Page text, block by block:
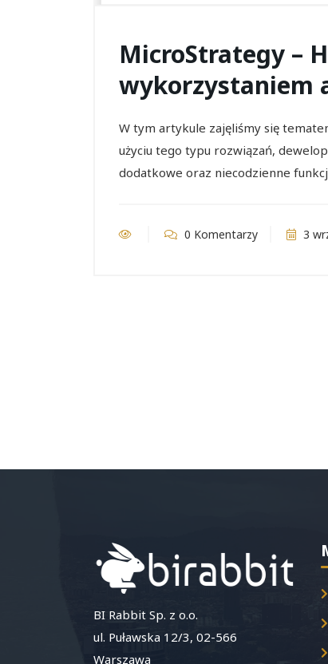
MicroStrategy –
wykorzystaniem
W tym artykule zajęliśmy się
użyciu tego typu rozwiązań,
dodatkowe oraz niecodzienne
0 Komentarzy 3
BI Rabbit Sp. z o.o.
ul. Puławska 12/3, 02-566
Warszawa